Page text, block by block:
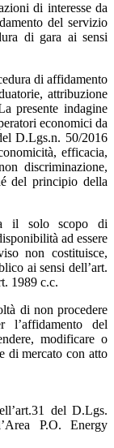
di interesse da
del servizio
di gara ai sensi
di affidamento
attribuzione
presente indagine
economici da
D.Lgs.n. 50/2016
efficacia,
discriminazione,
del principio della
il solo scopo di
ad essere
non costituisce,
ai sensi dell’art.
1989 c.c.
di non procedere
l’affidamento del
modificare o
di mercato con atto
del D.Lgs.
P.O. Energy